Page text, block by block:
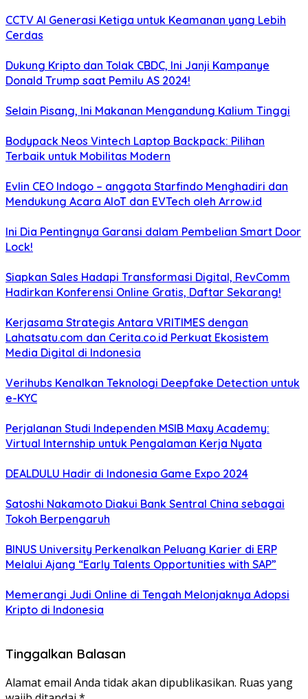
CCTV AI Generasi Ketiga untuk Keamanan yang Lebih
Cerdas
Dukung Kripto dan Tolak CBDC, Ini Janji Kampanye
Donald Trump saat Pemilu AS 2024!
Selain Pisang, Ini Makanan Mengandung Kalium Tinggi
Bodypack Neos Vintech Laptop Backpack: Pilihan
Terbaik untuk Mobilitas Modern
Evlin CEO Indogo – anggota Starfindo Menghadiri dan
Mendukung Acara AIoT dan EVTech oleh Arrow.id
Ini Dia Pentingnya Garansi dalam Pembelian Smart Door
Lock!
Siapkan Sales Hadapi Transformasi Digital, RevComm
Hadirkan Konferensi Online Gratis, Daftar Sekarang!
Kerjasama Strategis Antara VRITIMES dengan
Lahatsatu.com dan Cerita.co.id Perkuat Ekosistem
Media Digital di Indonesia
Verihubs Kenalkan Teknologi Deepfake Detection untuk
e-KYC
Perjalanan Studi Independen MSIB Maxy Academy:
Virtual Internship untuk Pengalaman Kerja Nyata
DEALDULU Hadir di Indonesia Game Expo 2024
Satoshi Nakamoto Diakui Bank Sentral China sebagai
Tokoh Berpengaruh
BINUS University Perkenalkan Peluang Karier di ERP
Melalui Ajang “Early Talents Opportunities with SAP”
Memerangi Judi Online di Tengah Melonjaknya Adopsi
Kripto di Indonesia
Tinggalkan Balasan
Alamat email Anda tidak akan dipublikasikan. Ruas yang